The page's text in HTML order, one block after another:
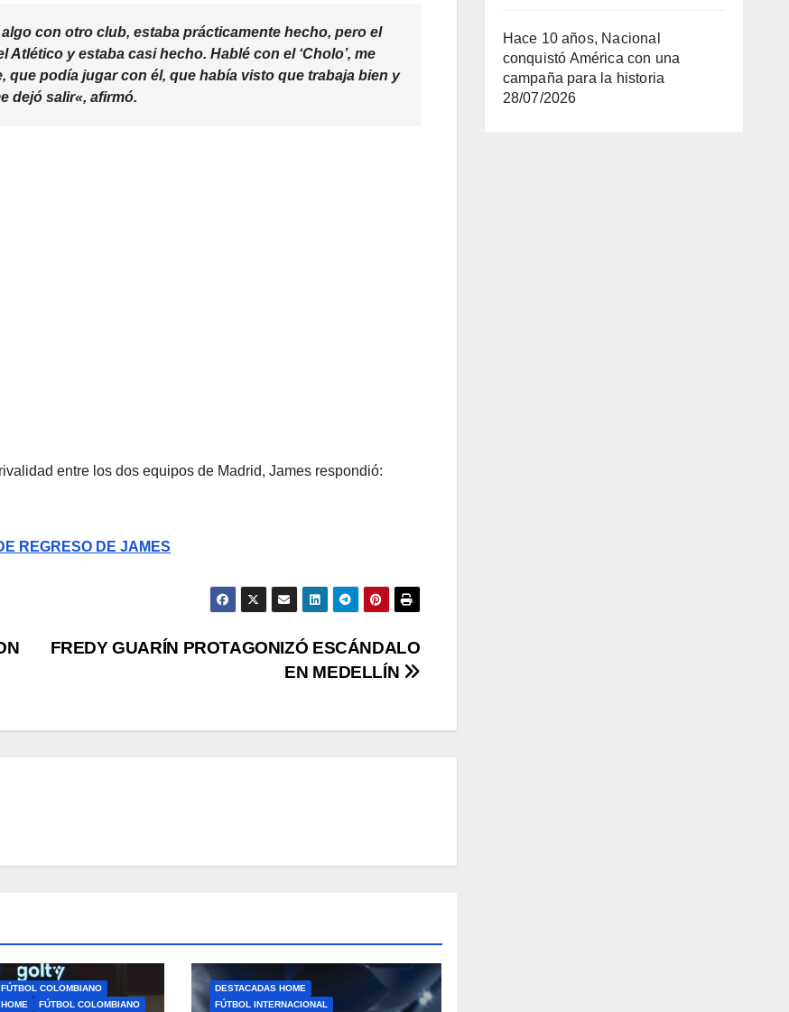
con otro club, estaba prácticamente hecho, pero el
Atlético y estaba casi hecho. Hablé con el ‘Cholo’, me
podía jugar con él, que había visto que trabaja bien y
dejó salir«, afirmó.
entre los dos equipos de Madrid, James respondió:
REGRESO DE JAMES
FREDY GUARÍN PROTAGONIZÓ ESCÁNDALO
EN MEDELLÍN
COLOMBIANO
FÚTBOL COLOMBIANO
DESTACADAS HOME
FÚTBOL INTERNACIONAL
Hace 10 años, Nacional
conquistó América con una
campaña para la historia
28/07/2026